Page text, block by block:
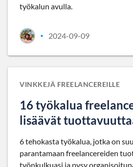
työkalun avulla.
• 2024-09-09
VINKKEJÄ FREELANCEREILLE
16 työkalua
lisäävät
6 tehokasta työkalua, jotka on
parantamaan freelancereiden
työnkulkuasi ja pysy